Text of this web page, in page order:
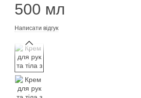
500 мл
Написати відгук